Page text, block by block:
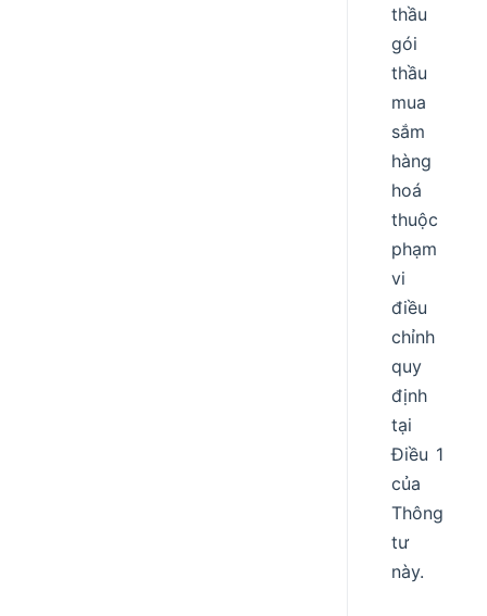
thầu
gói
thầu
mua
sắm
hàng
hoá
thuộc
phạm
vi
điều
chỉnh
quy
định
tại
Điều 1
của
Thông
tư
này.